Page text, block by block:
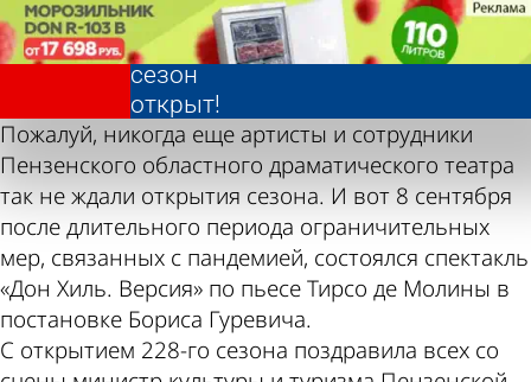
228-й
театральный
сезон
открыт!
Фотолента,
«Культура»
Пожалуй, никогда еще артисты и сотрудники
Пензенского областного драматического театра
так не ждали открытия сезона. И вот 8 сентября
после длительного периода ограничительных
мер, связанных с пандемией, состоялся спектакль
«Дон Хиль. Версия» по пьесе Тирсо де Молины в
постановке Бориса Гуревича.
С открытием 228-го сезона поздравила всех со
228-й
театральный
сезон
открыт!
Фотолента,
«Культура»